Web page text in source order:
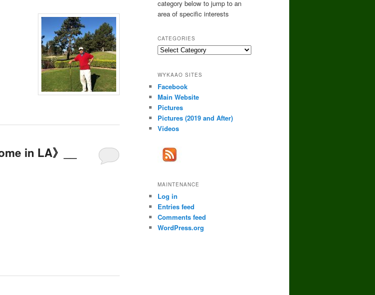
in LA》__
category below to jump to an
area of specific interests
CATEGORIES
Categories
WYKAAO SITES
Facebook
Main Website
Pictures
Pictures (2019 and After)
Videos
MAINTENANCE
Log in
Entries feed
Comments feed
WordPress.org